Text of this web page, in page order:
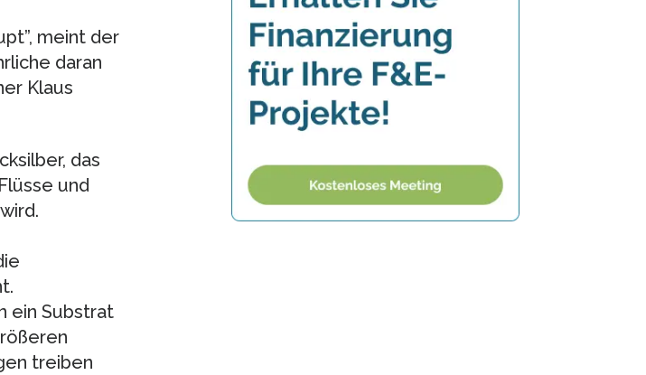
meint der
daran
Klaus
das
und
ein Substrat
treiben